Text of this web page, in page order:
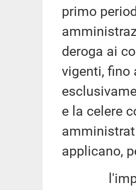
primo
deroga ai
vigenti, fino
e la celere
applicano,